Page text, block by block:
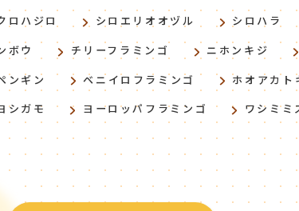
ロハジロ シロエリオオヅル シロハラ
ボウ チリーフラミンゴ ニホンキジ
ンギン ベニイロフラミンゴ ホオアカト
シガモ ヨーロッパフラミンゴ ワシミミ